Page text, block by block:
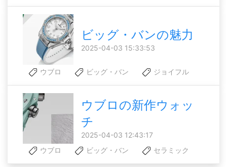
ビッグ・バンの魅力
2025-04-03 15:33:53
ウブロ ビッグ・バン ジョイフル
ウブロの新作ウォッ
チ
2025-04-03 12:43:17
ウブロ
ビッグ・バン セラミック